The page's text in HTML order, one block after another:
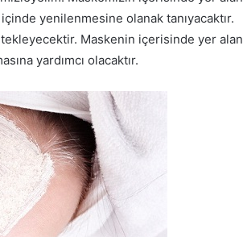
yenilenmesine olanak tanıyacaktır.
Maskenin içerisinde yer alan
yardımcı olacaktır.